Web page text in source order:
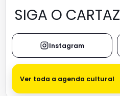
SIGA O CARTAZ
Instagram
Ver toda a agenda cultural